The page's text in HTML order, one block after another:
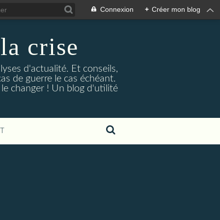
Connexion + Créer mon blog
crise
d'actualité. Et conseils,
de guerre le cas échéant.
changer ! Un blog d'utilité